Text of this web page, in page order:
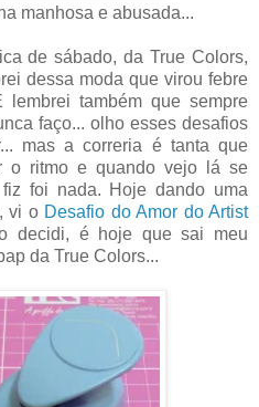
manhosa e abusada...
de sábado, da True Colors,
dessa moda que virou febre
lembrei também que sempre
faço... olho esses desafios
mas a correria é tanta que
o ritmo e quando vejo lá se
foi nada. Hoje dando uma
vi o Desafio do Amor do Artist
decidi, é hoje que sai meu
da True Colors...